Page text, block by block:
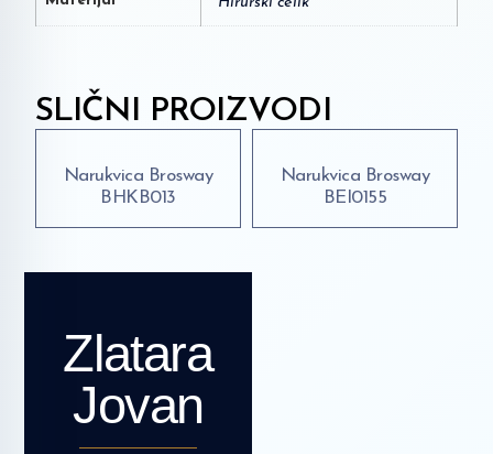
SLIČNI PROIZVODI
Narukvica Brosway
BHKB013
Narukvica Brosway
BEI0155
Zlatara
Jovan